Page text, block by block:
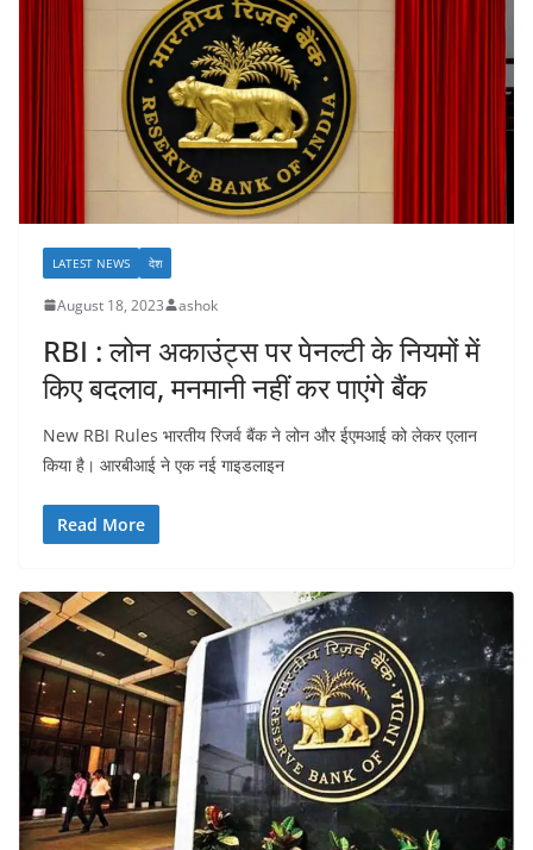
LATEST NEWS देश
August 18, 2023 ashok
RBI : लोन अकाउंट्स पर पेनल्टी के नियमों में
किए बदलाव, मनमानी नहीं कर पाएंगे बैंक
New RBI Rules भारतीय रिजर्व बैंक ने लोन और ईएमआई को लेकर एलान
किया है। आरबीआई ने एक नई गाइडलाइन
Read More